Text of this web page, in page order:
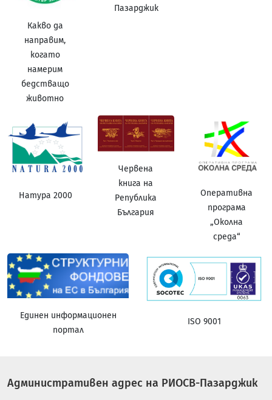
Какво да
направим,
когато
намерим
бедстващо
животно
Пазарджик
Натура 2000
Червена
книга на
Република
България
Оперативна
програма
„Околна
среда“
Единен информационен
портал
ISO 9001
Административен адрес на РИОСВ-Пазарджик